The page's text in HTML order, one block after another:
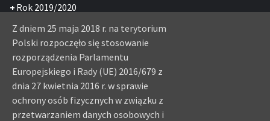
+ Rok 2019/2020
+Rok 2018/2019
+Rok 2017/2018
+Rok 2016/2017
+Rok 2015/2016
Rok 2013/2014
+Rok 2007/2008
Z dniem 25 maja 2018 r. na terytorium
Polski rozpoczęło się stosowanie
rozporządzenia Parlamentu
Europejskiego i Rady (UE) 2016/679 z
dnia 27 kwietnia 2016 r. w sprawie
ochrony osób fizycznych w związku z
przetwarzaniem danych osobowych i